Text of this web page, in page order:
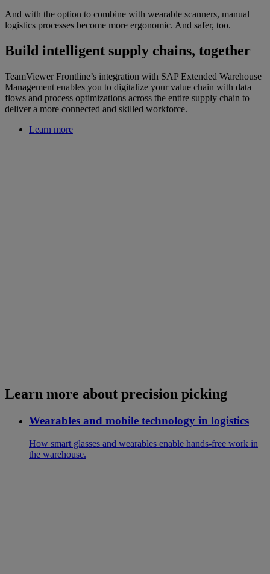
And with the option to combine with wearable scanners, manual
logistics processes become more ergonomic. And safer, too.
Build intelligent supply chains, together
TeamViewer Frontline’s integration with SAP Extended Warehouse
Management enables you to digitalize your value chain with data
flows and process optimizations across the entire supply chain to
deliver a more connected and skilled workforce.
Learn more
Learn more about precision picking
Wearables and mobile technology in logistics
How smart glasses and wearables enable hands-free work in
the warehouse.